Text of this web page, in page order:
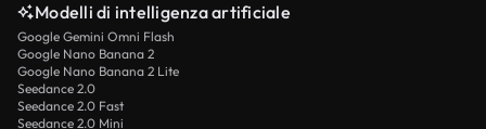
Modelli di intelligenza artificiale
Google Gemini Omni Flash
Google Nano Banana 2
Google Nano Banana 2 Lite
Seedance 2.0
Seedance 2.0 Fast
Seedance 2.0 Mini